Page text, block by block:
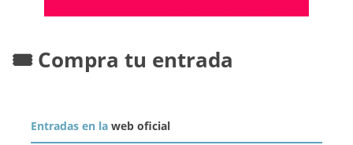
🎟️ Compra tu entrada
Entradas en la web oficial